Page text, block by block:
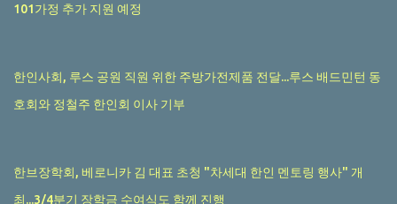
101가정 추가 지원 예정
한인사회, 루스 공원 직원 위한 주방가전제품 전달...루스 배드민턴 동
호회와 정철주 한인회 이사 기부
한브장학회, 베로니카 김 대표 초청 "차세대 한인 멘토링 행사" 개
최...3/4분기 장학금 수여식도 함께 진행